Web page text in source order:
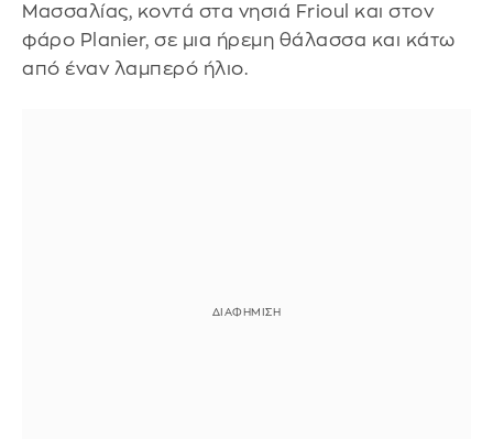
Μασσαλίας, κοντά στα νησιά Frioul και στον
φάρο Planier, σε μια ήρεμη θάλασσα και κάτω
από έναν λαμπερό ήλιο.